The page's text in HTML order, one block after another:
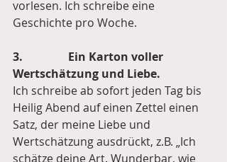
vorlesen. Ich schreibe eine
Geschichte pro Woche.
3.                Ein Karton voller
Wertschätzung und Liebe.
Ich schreibe ab sofort jeden Tag bis
Heilig Abend auf einen Zettel einen
Satz, der meine Liebe und
Wertschätzung ausdrückt, z.B. „Ich
schätze deine Art. Wunderbar, wie